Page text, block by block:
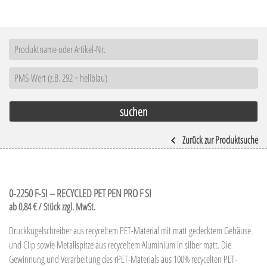
Zurück zur Produktsuche
0-2250 F-SI – RECYCLED PET PEN PRO F SI
ab 0,84 € / Stück zzgl. MwSt.
Druckkugelschreiber aus recyceltem PET-Material mit matt gedecktem Gehäuse
und Clip sowie Metallspitze aus recyceltem Aluminium in silber matt. Die
Gewinnung und Verarbeitung des rPET-Materials aus 100% recycelten PET-